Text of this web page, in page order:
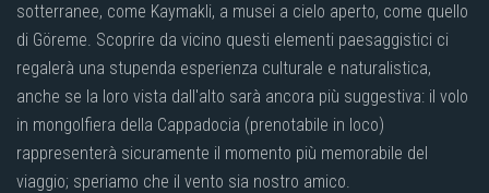
sotterranee, come Kaymakli, a musei a cielo aperto, come quello
di Göreme. Scoprire da vicino questi elementi paesaggistici ci
regalerà una stupenda esperienza culturale e naturalistica,
anche se la loro vista dall'alto sarà ancora più suggestiva: il volo
in mongolfiera della Cappadocia (prenotabile in loco)
rappresenterà sicuramente il momento più memorabile del
viaggio; speriamo che il vento sia nostro amico.